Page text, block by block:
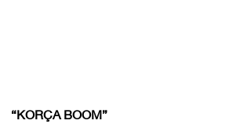
“KORÇA BOOM”